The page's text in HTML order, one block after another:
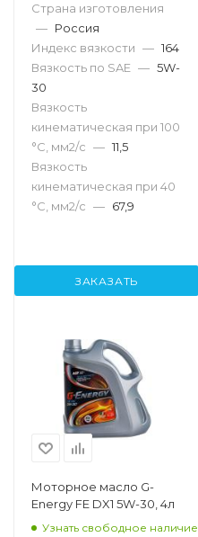
Страна изготовления
— Россия
Индекс вязкости — 164
Вязкость по SAE — 5W-
30
Вязкость
кинематическая при 100
°С, мм2/с — 11,5
Вязкость
кинематическая при 40
°С, мм2/с — 67,9
ЗАКАЗАТЬ
Моторное масло G-
Energy FE DX1 5W-30, 4л
Узнать свободное наличие